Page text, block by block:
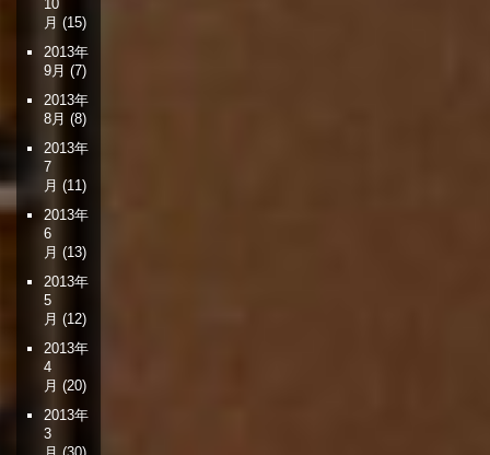
10
月 (15)
2013年
9月 (7)
2013年
8月 (8)
2013年
7
月 (11)
2013年
6
月 (13)
2013年
5
月 (12)
2013年
4
月 (20)
2013年
3